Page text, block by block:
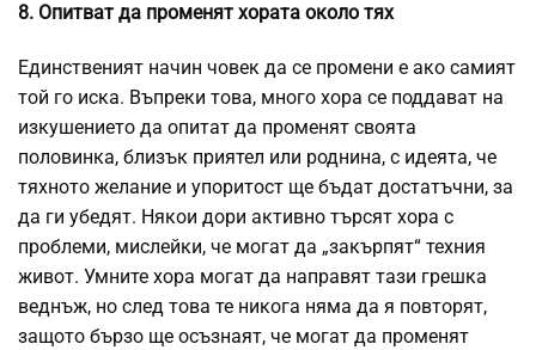
8. Опитват да променят хората около тях
Единственият начин човек да се промени е ако самият
той го иска. Въпреки това, много хора се поддават на
изкушението да опитат да променят своята
половинка, близък приятел или роднина, с идеята, че
тяхното желание и упоритост ще бъдат достатъчни, за
да ги убедят. Някои дори активно търсят хора с
проблеми, мислейки, че могат да „закърпят“ техния
живот. Умните хора могат да направят тази грешка
веднъж, но след това те никога няма да я повторят,
защото бързо ще осъзнаят, че могат да променят